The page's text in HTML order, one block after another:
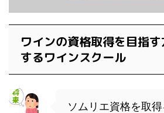
ワインの資格取得を目指
するワインスクール
ソムリエ資格を取